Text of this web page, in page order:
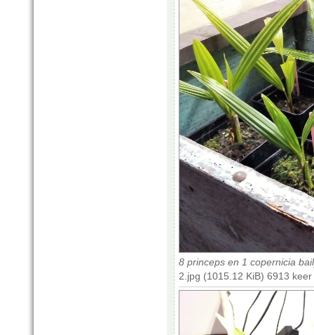
8 princeps en 1 copernicia
2.jpg (1015.12 KiB) 6913